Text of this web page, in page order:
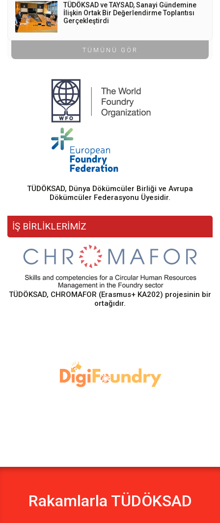
TÜDÖKSAD ve TAYSAD, Sanayi Gündemine
İlişkin Ortak Bir Değerlendirme Toplantısı
Gerçekleştirdi
TÜMÜNÜ GÖR
TÜDÖKSAD, Dünya Dökümcüler Birliği ve Avrupa
Dökümcüler Federasyonu Üyesidir.
İŞ BİRLİKLERİMİZ
TÜDÖKSAD, CHROMAFOR (Erasmus+ KA202) projesinin bir
ortağıdır.
Rakamlarla TÜDÖKSAD